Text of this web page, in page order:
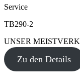
Service
TB290-2
UNSER
Zu den Details